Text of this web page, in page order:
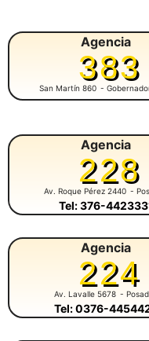
Agencia
383
San Martín 860 -
Agencia
228
Av. Roque Pérez 2440 -
Tel: 376-
Agencia
224
Av. Lavalle 5678 -
Tel: 0376-